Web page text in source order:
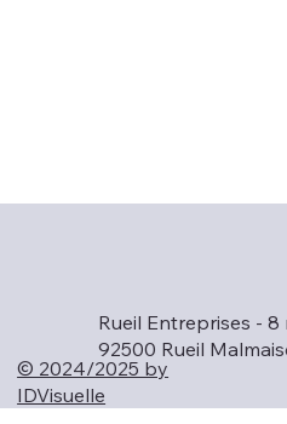
Rueil Entreprises - 8
92500 Rueil
© 2024/2025 by
IDVisuelle